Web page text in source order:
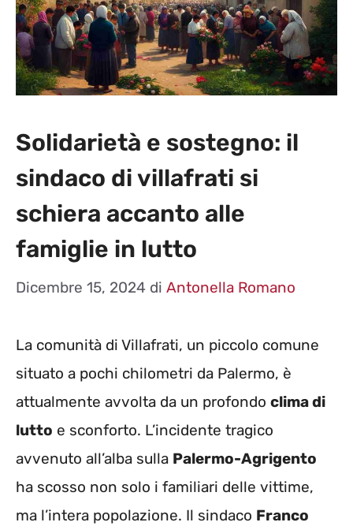
Solidarietà e sostegno: il
sindaco di villafrati si
schiera accanto alle
famiglie in lutto
Dicembre 15, 2024 di Antonella Romano
La comunità di Villafrati, un piccolo comune
situato a pochi chilometri da Palermo, è
attualmente avvolta da un profondo clima di
lutto e sconforto. L’incidente tragico
avvenuto all’alba sulla Palermo-Agrigento
ha scosso non solo i familiari delle vittime,
ma l’intera popolazione. Il sindaco Franco